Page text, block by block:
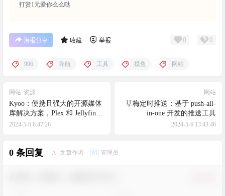
打赏1元爱你么么哒
海报分享 收藏 举报 0 0
996 导航 工具 摸鱼 网站
网站 资源
Kyoo：便携且强大的开源媒体
库解决方案，Plex 和 Jellyfin
的强大替代品
2024-5-6 8:47:26
网站
草梅定时推送：基于 push-all-
in-one 开发的推送工具
2024-5-6 13:43:46
0 条回复 A 文章作者 M 管理员